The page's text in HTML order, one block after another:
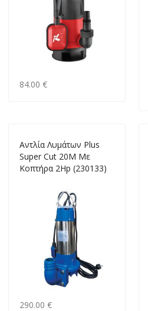
84.00 €
Αντλία Λυμάτων Plus
Super Cut 20M Mε
Κοπτήρα 2Ηp (230133)
290.00 €